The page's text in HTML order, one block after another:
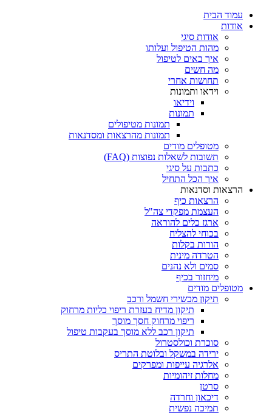
עמוד הבית
אודות
אודות סיגי
מהות הטיפול ועלותו
איך באים לטיפול
מה חשים
תחושות אחרי
וידאו ותמונות
וידיאו
תמונות
תמונות מטיפולים
תמונות מהרצאות ומסדנאות
מטופלים מודים
תשובות לשאלות נפוצות (FAQ)
כתבות על סיגי
איך הכל התחיל
הרצאות וסדנאות
הרצאות כיף
העצמת מפקדי צה"ל
ארגז כלים להוראה
בכוחי להצליח
הורות בקלות
הטרדה מינית
סמים ולא נהנים
מיחזור בכיף
מטופלים מודים
תיקון מכשירי חשמל ורכב
תיקון מדיח בעזרת ריפוי כליות מרחוק
ריפוי מרחוק חסך מוסך
תיקון רכב ללא מוסך בעקבות טיפול
סוכרת וכולסטרול
ירידה במשקל ובלוטת התריס
אלרגיה עייפות ומפרקים
מחלות זיהומיות
סרטן
דיכאון וחרדה
תמיכה נפשית